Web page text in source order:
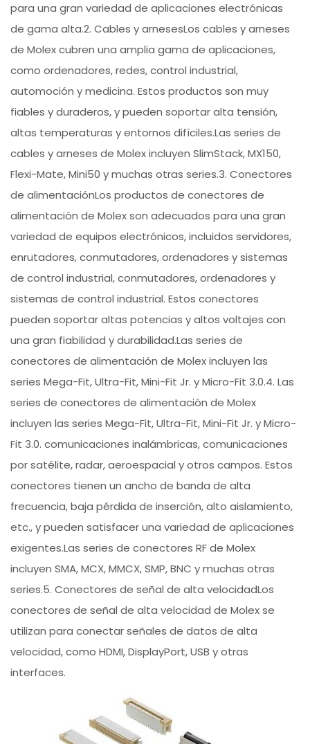
para una gran variedad de aplicaciones electrónicas
de gama alta.2. Cables y arnesesLos cables y arneses
de Molex cubren una amplia gama de aplicaciones,
como ordenadores, redes, control industrial,
automoción y medicina. Estos productos son muy
fiables y duraderos, y pueden soportar alta tensión,
altas temperaturas y entornos difíciles.Las series de
cables y arneses de Molex incluyen SlimStack, MX150,
Flexi-Mate, Mini50 y muchas otras series.3. Conectores
de alimentaciónLos productos de conectores de
alimentación de Molex son adecuados para una gran
variedad de equipos electrónicos, incluidos servidores,
enrutadores, conmutadores, ordenadores y sistemas
de control industrial, conmutadores, ordenadores y
sistemas de control industrial. Estos conectores
pueden soportar altas potencias y altos voltajes con
una gran fiabilidad y durabilidad.Las series de
conectores de alimentación de Molex incluyen las
series Mega-Fit, Ultra-Fit, Mini-Fit Jr. y Micro-Fit 3.0.4. Las
series de conectores de alimentación de Molex
incluyen las series Mega-Fit, Ultra-Fit, Mini-Fit Jr. y Micro-
Fit 3.0. comunicaciones inalámbricas, comunicaciones
por satélite, radar, aeroespacial y otros campos. Estos
conectores tienen un ancho de banda de alta
frecuencia, baja pérdida de inserción, alto aislamiento,
etc., y pueden satisfacer una variedad de aplicaciones
exigentes.Las series de conectores RF de Molex
incluyen SMA, MCX, MMCX, SMP, BNC y muchas otras
series.5. Conectores de señal de alta velocidadLos
conectores de señal de alta velocidad de Molex se
utilizan para conectar señales de datos de alta
velocidad, como HDMI, DisplayPort, USB y otras
interfaces.